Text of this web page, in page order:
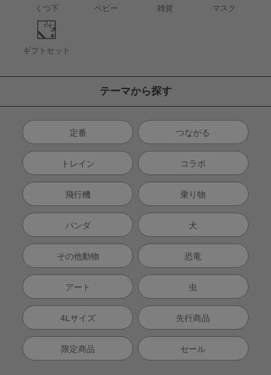
くつ下 ベビー 雑貨 マスク
ギフトセット
テーマから探す
定番 つながる
トレイン コラボ
飛行機 乗り物
パンダ 犬
その他動物 恐竜
アート 虫
4Lサイズ 先行商品
限定商品 セール